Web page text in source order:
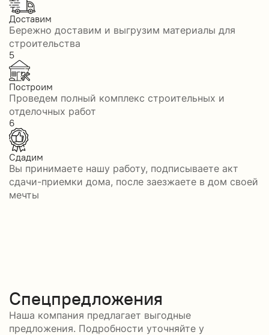
Доставим
Бережно доставим и выгрузим материалы для
строительства
5
Построим
Проведем полный комплекс строительных и
отделочных работ
6
Сдадим
Вы принимаете нашу работу, подписываете акт
сдачи-приемки дома, после заезжаете в дом своей
мечты
Спецпредложения
Наша компания предлагает выгодные
предложения. Подробности уточняйте у